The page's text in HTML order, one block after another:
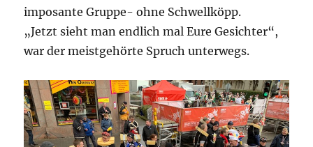
imposante Gruppe- ohne Schwellköpp.
„Jetzt sieht man endlich mal Eure Gesichter“,
war der meistgehörte Spruch unterwegs.